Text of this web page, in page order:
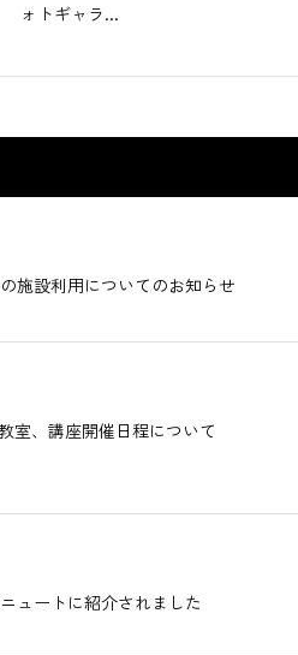
ォトギャラ...
施設利用についてのお知らせ
室、講座開催日程について
ュートに紹介されました